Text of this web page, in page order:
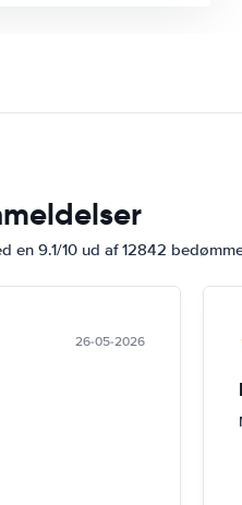
en 9.1/10 ud af 12842
26-05-2026